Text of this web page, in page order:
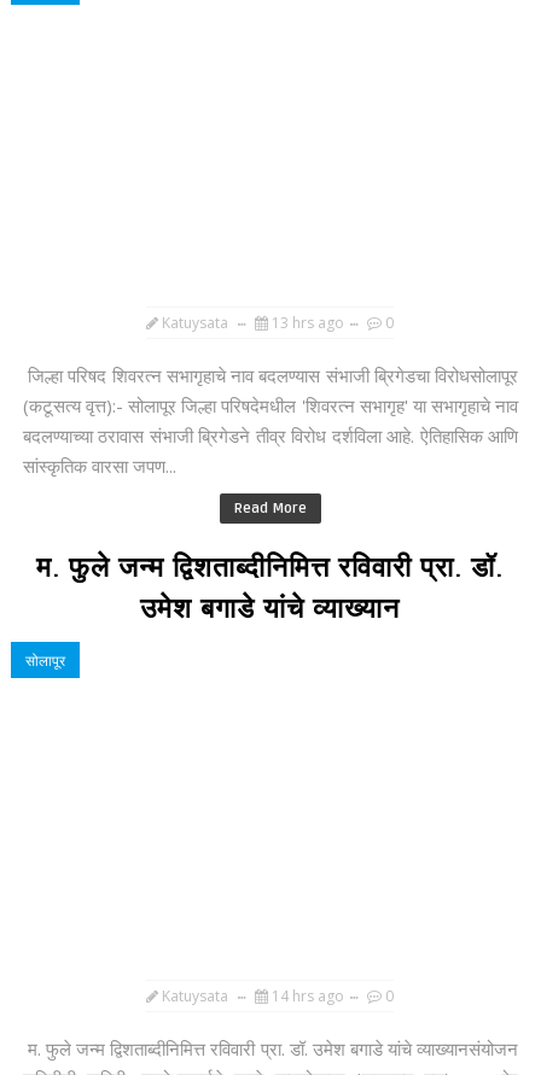
Katuysata 13 hrs ago 0
जिल्हा परिषद शिवरत्न सभागृहाचे नाव बदलण्यास संभाजी ब्रिगेडचा विरोधसोलापूर
(कटूसत्य वृत्त):- सोलापूर जिल्हा परिषदेमधील 'शिवरत्न सभागृह' या सभागृहाचे नाव
बदलण्याच्या ठरावास संभाजी ब्रिगेडने तीव्र विरोध दर्शविला आहे. ऐतिहासिक आणि
सांस्कृतिक वारसा जपण...
Read More
म. फुले जन्म द्विशताब्दीनिमित्त रविवारी प्रा. डॉ.
उमेश बगाडे यांचे व्याख्यान
सोलापूर
Katuysata 14 hrs ago 0
म. फुले जन्म द्विशताब्दीनिमित्त रविवारी प्रा. डॉ. उमेश बगाडे यांचे व्याख्यानसंयोजन